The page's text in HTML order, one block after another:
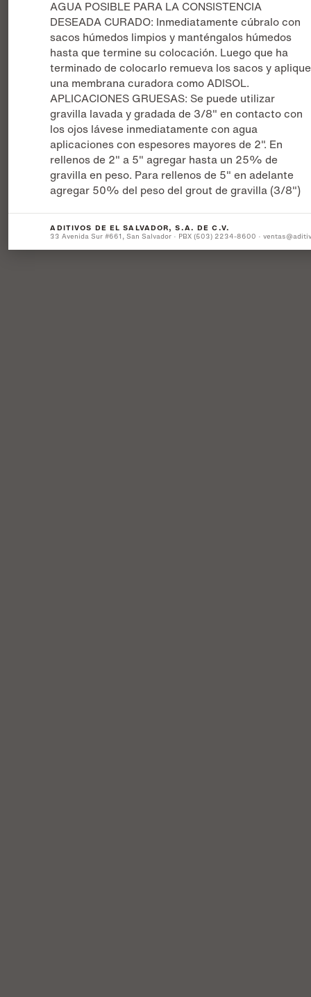
AGUA POSIBLE PARA LA CONSISTENCIA
DESEADA CURADO: Inmediatamente cúbralo con
sacos húmedos limpios y manténgalos húmedos
hasta que termine su colocación. Luego que ha
terminado de colocarlo remueva los sacos y aplique
una membrana curadora como ADISOL.
APLICACIONES GRUESAS: Se puede utilizar
gravilla lavada y gradada de 3/8" en contacto con
los ojos lávese inmediatamente con agua
aplicaciones con espesores mayores de 2". En
rellenos de 2" a 5" agregar hasta un 25% de
gravilla en peso. Para rellenos de 5" en adelante
agregar 50% del peso del grout de gravilla (3/8")
ADITIVOS DE EL SALVADOR, S.A. DE C.V.
33 Avenida Sur #661, San Salvador · PBX (503) 2234-8600 ·